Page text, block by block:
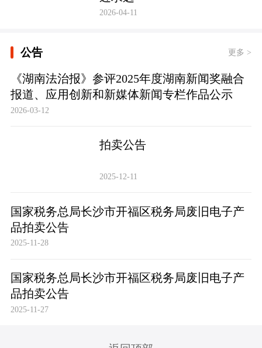
2026-04-11
公告 更多 >
《湖南法治报》参评2025年度湖南新闻奖融合
报道、应用创新和新媒体新闻专栏作品公示
2026-03-12
拍卖公告
2025-12-11
国家税务总局长沙市开福区税务局废旧电子产
品拍卖公告
2025-11-28
国家税务总局长沙市开福区税务局废旧电子产
品拍卖公告
2025-11-27